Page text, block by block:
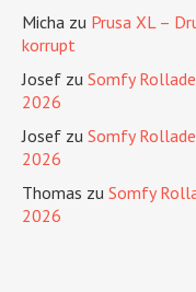
Micha zu Prusa XL –
korrupt
Josef zu Somfy
2026
Josef zu Somfy
2026
Thomas zu Somfy
2026